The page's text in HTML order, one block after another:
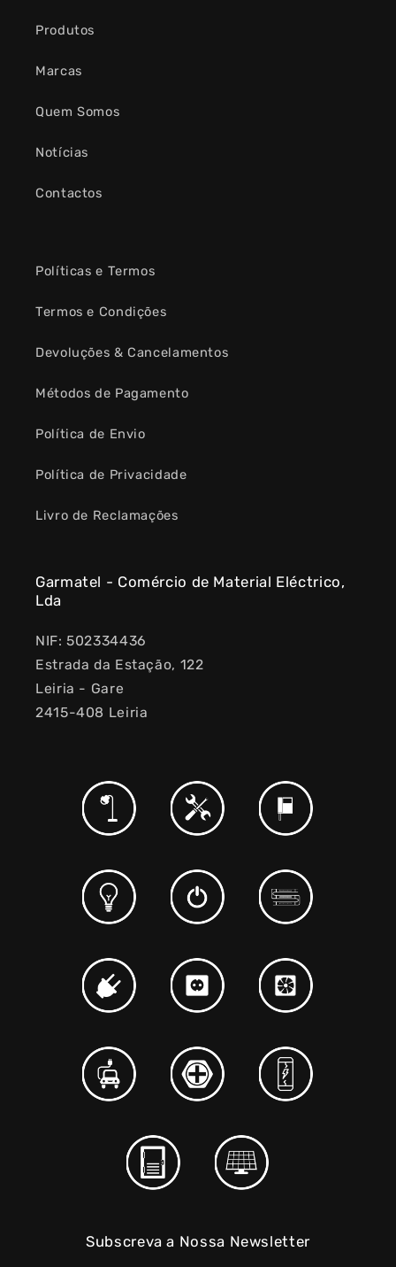
Produtos
Marcas
Quem Somos
Notícias
Contactos
Políticas e Termos
Termos e Condições
Devoluções & Cancelamentos
Métodos de Pagamento
Política de Envio
Política de Privacidade
Livro de Reclamações
Garmatel - Comércio de Material Eléctrico,
Lda
NIF: 502334436
Estrada da Estação, 122
Leiria - Gare
2415-408 Leiria
Subscreva a Nossa Newsletter